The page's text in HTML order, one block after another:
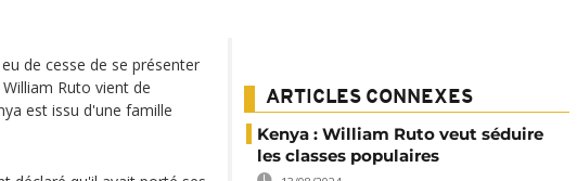
de cesse de se présenter
Ruto vient de
est issu d'une famille
ARTICLES CONNEXES
Kenya : William Ruto veut séduire
les classes populaires